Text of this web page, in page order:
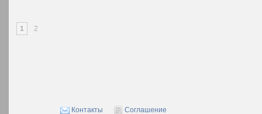
1 2
Контакты Соглашение